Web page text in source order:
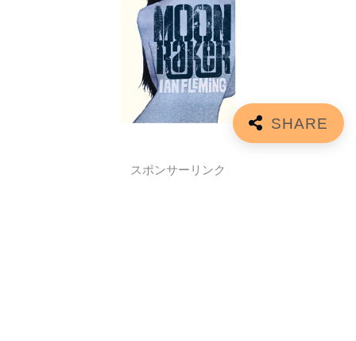
スポンサーリンク